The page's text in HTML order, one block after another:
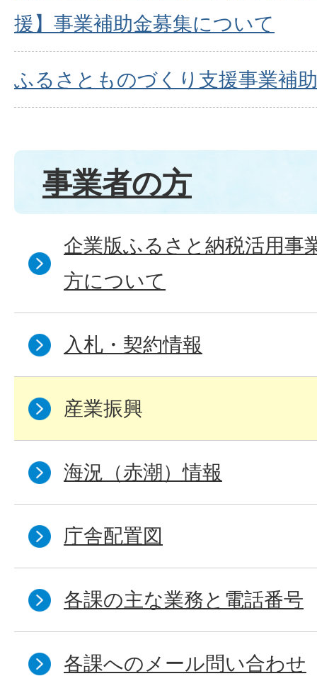
援】事業補助金募集について
ふるさとものづくり支援事業補
事業者の方
企業版ふるさと納税活用事
方について
入札・契約情報
産業振興
海況（赤潮）情報
庁舎配置図
各課の主な業務と電話番号
各課へのメール問い合わせ